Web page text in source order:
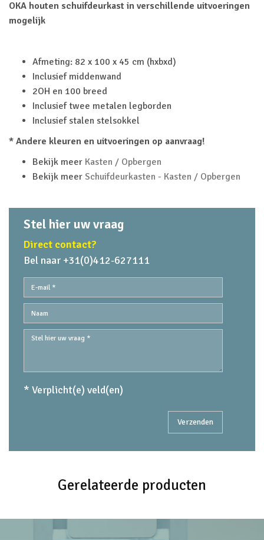
OKA houten schuifdeurkast in verschillende uitvoeringen
mogelijk
Afmeting: 82 x 100 x 45 cm (hxbxd)
Inclusief middenwand
2OH en 100 breed
Inclusief twee metalen legborden
Inclusief stalen stelsokkel
* Andere kleuren en uitvoeringen op aanvraag!
Bekijk meer Kasten / Opbergen
Bekijk meer Schuifdeurkasten - Kasten / Opbergen
Stel hier uw vraag
Direct contact?
Bel naar +31(0)412-627111
* Verplicht(e) veld(en)
Gerelateerde producten